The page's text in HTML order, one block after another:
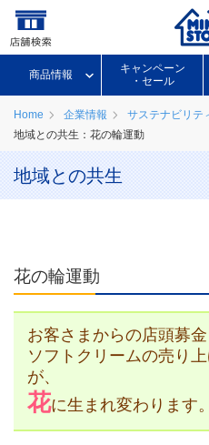
商品情報
キャンペーン
・セール
Home 企業情報 サステナビリテ
地域との共生：花の輪運動
地域との共生
花の輪運動
お客さまからの店頭募金
ソフトクリームの売り
が、
花に生まれ変わります。